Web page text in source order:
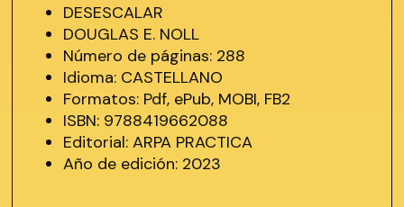
DESESCALAR
DOUGLAS E. NOLL
Número de páginas: 288
Idioma: CASTELLANO
Formatos: Pdf, ePub, MOBI, FB2
ISBN: 9788419662088
Editorial: ARPA PRACTICA
Año de edición: 2023